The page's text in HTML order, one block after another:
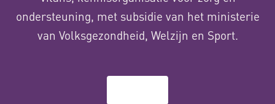
ondersteuning, met subsidie van het ministerie
van Volksgezondheid, Welzijn en Sport.